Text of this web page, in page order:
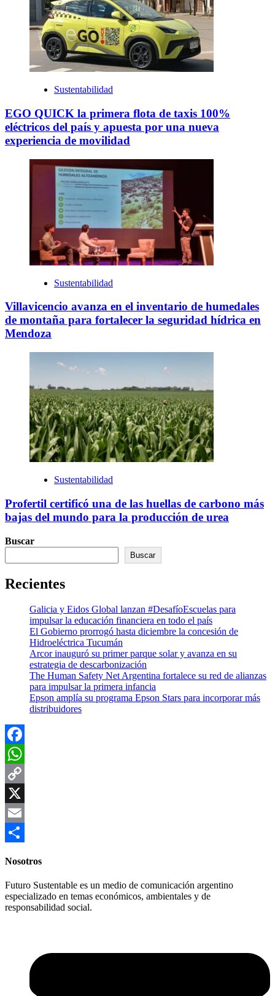
Sustentabilidad
EGO QUICK la primera flota de taxis 100%
eléctricos del país y apuesta por una nueva
experiencia de movilidad
Sustentabilidad
Villavicencio avanza en el inventario de humedales
de montaña para fortalecer la seguridad hídrica en
Mendoza
Sustentabilidad
Profertil certificó una de las huellas de carbono más
bajas del mundo para la producción de urea
Buscar
Buscar
Recientes
Galicia y Eidos Global lanzan #DesafíoEscuelas para
impulsar la educación financiera en todo el país
El Gobierno prorrogó hasta diciembre la concesión de
Hidroeléctrica Tucumán
Arcor inauguró su primer parque solar y avanza en su
estrategia de descarbonización
The Human Safety Net Argentina fortalece su red de alianzas
para impulsar la primera infancia
Epson amplía su programa Epson Stars para incorporar más
distribuidores
Facebook
WhatsApp
Copy
Link
X
Email
Nosotros
Futuro Sustentable es un medio de comunicación argentino
especializado en temas económicos, ambientales y de
responsabilidad social.